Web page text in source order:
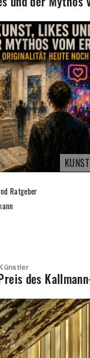
Ratgeber
des